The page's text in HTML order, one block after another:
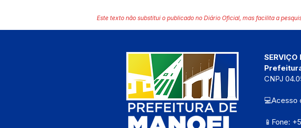
Este texto não substitui o publicado no Diário Oficial, mas facilita a
SERVIÇO
CNPJ
💻Acesso
📱Fone: